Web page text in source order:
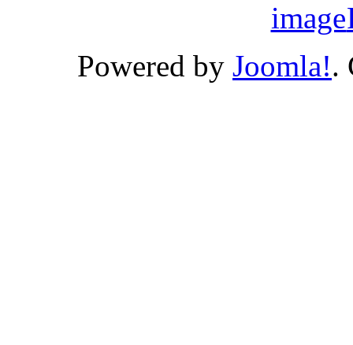
Powered by Joomla!.